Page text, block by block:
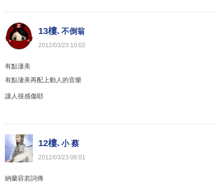
13樓. 不倒翁
2012/03/23 10:02
有點淒美
有點淒美再配上動人的音樂
讓人很感傷耶
12樓. 小 蔡
2012/03/23 06:01
納蘭容若詞傳